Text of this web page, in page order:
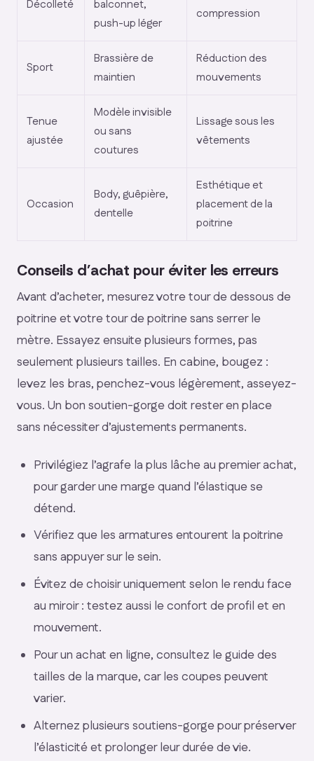
Décolleté
balconnet,
push-up léger
compression
Sport
Brassière de
maintien
Réduction des
mouvements
Tenue
ajustée
Modèle invisible
ou sans
coutures
Lissage sous les
vêtements
Occasion
Body, guêpière,
dentelle
Esthétique et
placement de la
poitrine
Conseils d’achat pour éviter les erreurs
Avant d’acheter, mesurez votre tour de dessous de
poitrine et votre tour de poitrine sans serrer le
mètre. Essayez ensuite plusieurs formes, pas
seulement plusieurs tailles. En cabine, bougez :
levez les bras, penchez-vous légèrement, asseyez-
vous. Un bon soutien-gorge doit rester en place
sans nécessiter d’ajustements permanents.
Privilégiez l’agrafe la plus lâche au premier achat,
pour garder une marge quand l’élastique se
détend.
Vérifiez que les armatures entourent la poitrine
sans appuyer sur le sein.
Évitez de choisir uniquement selon le rendu face
au miroir : testez aussi le confort de profil et en
mouvement.
Pour un achat en ligne, consultez le guide des
tailles de la marque, car les coupes peuvent
varier.
Alternez plusieurs soutiens-gorge pour préserver
l’élasticité et prolonger leur durée de vie.